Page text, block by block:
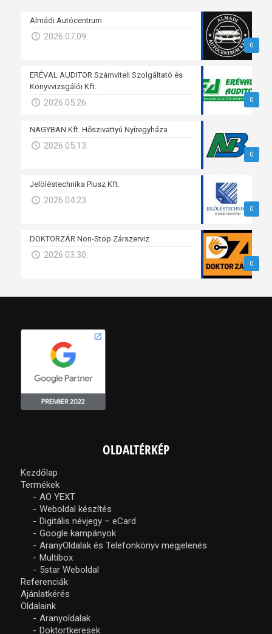
0
Almádi Autócentrum
2026.07.09.
0
ERÉVAL AUDITOR Számviteli Szolgáltató és
Könyvvizsgálói Kft.
2026.05.26.
0
NAGYBAN Kft. Hőszivattyú Nyíregyháza
2026.05.13.
0
Jelöléstechnika Plusz Kft.
2026.04.23.
0
DOKTORZÁR Non-Stop Zárszerviz
2026.03.30.
OLDALTÉRKÉP
Kezdőlap
Termékek
AO YEXT
Weboldal készítés
Digitális névjegy – eCard
Google kampányok
AranyOldalak és Telefonkönyv megjelenés
Multibox
5star Weboldal
Referenciák
Ajánlatkérés
Oldalaink
Aranyoldalak
Doktortkeresek